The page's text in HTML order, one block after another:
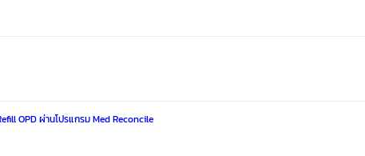
OPD ผ่านโปรแกรม Med Reconcile